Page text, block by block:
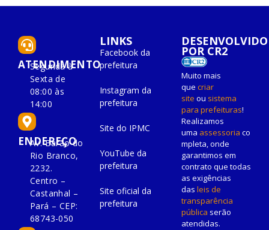
ATENDIMENTO
Segunda à
Sexta de
08:00 às
14:00
ENDEREÇO
Av. Barão do
Rio Branco,
2232.
Centro –
Castanhal –
Pará – CEP:
68743-050
LINKS
Facebook da
prefeitura
Instagram da
prefeitura
Site do IPMC
YouTube da
prefeitura
Site oficial da
prefeitura
DESENVOLVIDO
POR CR2
Muito mais
que criar
site ou sistema
para prefeituras!
Realizamos
uma assessoria co
mpleta, onde
garantimos em
contrato que todas
as exigências
das leis de
transparência
pública serão
atendidas.